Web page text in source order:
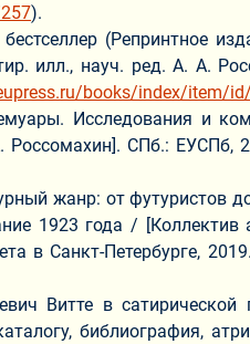
).
(Репринтное
илл., науч. ред. А. А.
books/index/item/
Исследования и
СПб.: ЕУСПб,
жанр: от футуристов
1923 года / [Коллектив
в Санкт-Петербурге,
Витте в
библиография,